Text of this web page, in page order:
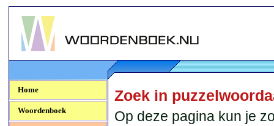
Woordenboek.NU
Home
Woordenboek
Zoek in
Op deze pagina kun je